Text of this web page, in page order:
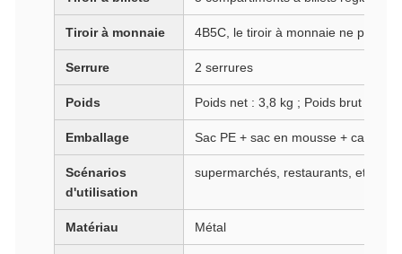
Tiroir à monnaie 4B5C, le tiroir à monnaie ne peut
Serrure 2 serrures
Poids Poids net : 3,8 kg ; Poids brut : 4,1
Emballage Sac PE + sac en mousse + carton
Scénarios
d'utilisation
supermarchés, restaurants, etc.
Matériau Métal